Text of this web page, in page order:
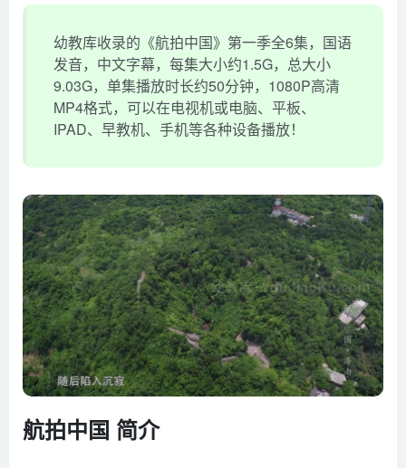
幼教库收录的《航拍中国》第一季全6集，国语
发音，中文字幕，每集大小约1.5G，总大小
9.03G，单集播放时长约50分钟，1080P高清
MP4格式，可以在电视机或电脑、平板、
IPAD、早教机、手机等各种设备播放！
航拍中国 简介